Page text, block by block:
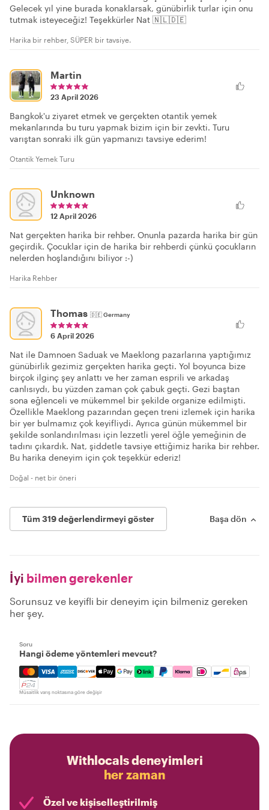
Gelecek yıl yine burada konaklarsak, günübirlik turlar için onu
tutmak isteyeceğiz! Teşekkürler Nat 🇳🇱🇩🇪
Harika bir rehber, SÜPER bir tavsiye.
Martin
23 April 2026
Bangkok'u ziyaret etmek ve gerçekten otantik yemek
mekanlarında bu turu yapmak bizim için bir zevkti. Turu
varıştan sonraki ilk gün yapmanızı tavsiye ederim!
Otantik Yemek Turu
Unknown
12 April 2026
Nat gerçekten harika bir rehber. Onunla pazarda harika bir gün
geçirdik. Çocuklar için de harika bir rehberdi çünkü çocukların
nelerden hoşlandığını biliyor :-)
Harika Rehber
Thomas 🇩🇪Germany
6 April 2026
Nat ile Damnoen Saduak ve Maeklong pazarlarına yaptığımız
günübirlik gezimiz gerçekten harika geçti. Yol boyunca bize
birçok ilginç şey anlattı ve her zaman esprili ve arkadaş
canlısıydı, bu yüzden zaman çok çabuk geçti. Gezi baştan
sona eğlenceli ve mükemmel bir şekilde organize edilmişti.
Özellikle Maeklong pazarından geçen treni izlemek için harika
bir yer bulmamız çok keyifliydi. Ayrıca günün mükemmel bir
şekilde sonlandırılması için lezzetli yerel öğle yemeğinin de
tadını çıkardık. Nat, şiddetle tavsiye ettiğimiz harika bir rehber.
Bu harika deneyim için çok teşekkür ederiz!
Doğal - net bir öneri
Tüm 319 değerlendirmeyi göster Başa dön
İyi bilmen gerekenler
Sorunsuz ve keyifli bir deneyim için bilmeniz gereken
her şey.
Soru
Hangi ödeme yöntemleri mevcut?
Mastercard, Visa, Amex, Discover, Apple Pay, Google
Müsaitlik varış noktasına göre değişir
Withlocals deneyimleri
her zaman
Özel ve kişiselleştirilmiş